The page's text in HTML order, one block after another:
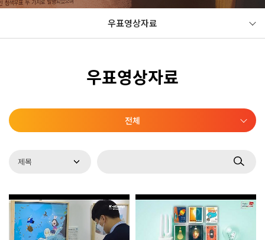
우표영상자료
우표영상자료
전체